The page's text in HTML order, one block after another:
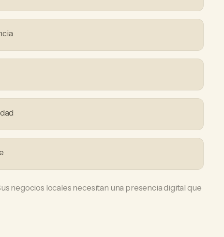
negocios locales necesitan una presencia digital que